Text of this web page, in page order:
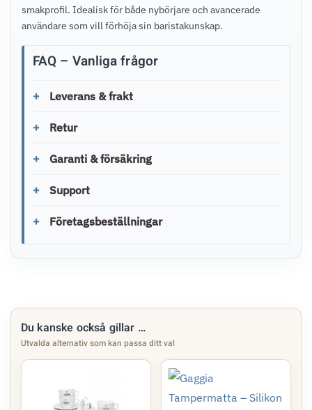
smakprofil. Idealisk för både nybörjare och avancerade
användare som vill förhöja sin baristakunskap.
FAQ – Vanliga frågor
Leverans & frakt
Retur
Garanti & försäkring
Support
Företagsbeställningar
Du kanske också gillar …